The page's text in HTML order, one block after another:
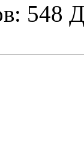
548